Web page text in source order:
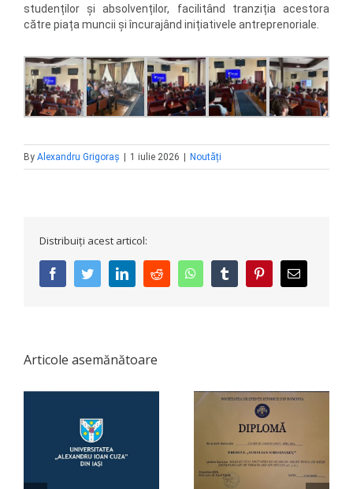
studenților și absolvenților, facilitând tranziția acestora
către piața muncii și încurajând inițiativele antreprenoriale.
By Alexandru Grigoraș | 1 iulie 2026 | Noutăți
Distribuiți acest articol:
facebooktwitter linkedinreddit whatsapptumblr pinterestE-
mail:
Articole asemănătoare